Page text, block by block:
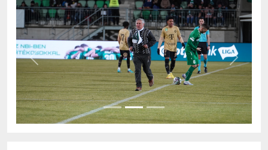
Previous Next